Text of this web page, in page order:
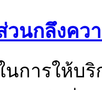
วนกลึงคว
นการให้บ